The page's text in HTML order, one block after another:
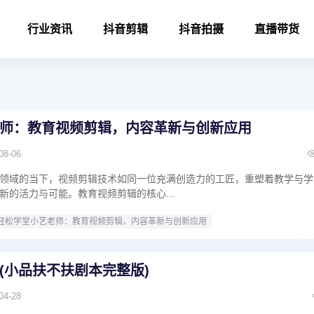
行业资讯 抖音剪辑 抖音拍摄 直播带货
：教育视频剪辑，内容革新与创新应用
06
域的当下，视频剪辑技术如同一位充满创造力的工匠，重塑着教学与
的活力与可能。教育视频剪辑的核心...
松学堂小艺老师：教育视频剪辑，内容革新与创新应用
品扶不扶剧本完整版)
28